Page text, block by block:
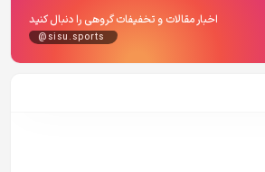
اخبار مقالات و تخفیفات گروهی را دنبال کنید
@sisu.sports